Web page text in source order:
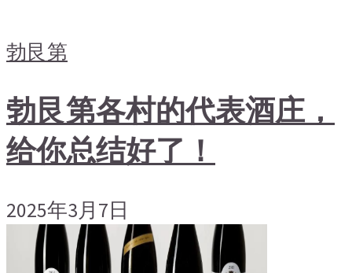
勃艮第
勃艮第各村的代表酒庄，
给你总结好了！
2025年3月7日